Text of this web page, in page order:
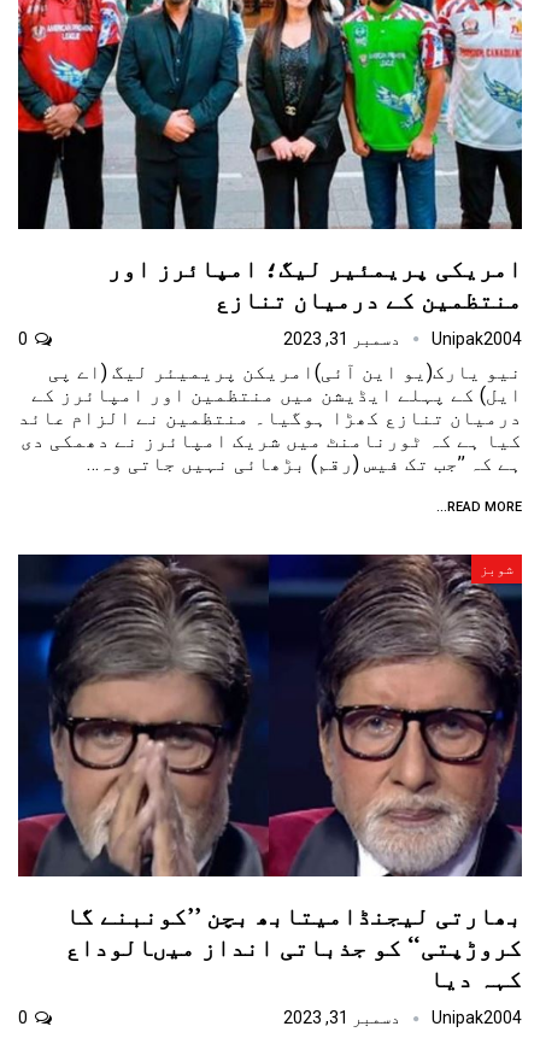
امریکی پریمئیر لیگ؛ امپائرز اور
منتظمین کے درمیان تنازع
Unipak2004 دسمبر 31, 2023
نیو یارک(یو این آئی)امریکن پریمیئر لیگ (اے پی
ایل) کے پہلے ایڈیشن میں منتظمین اور امپائرز کے
درمیان تنازع کھڑا ہوگیا۔ منتظمین نے الزام عائد
کیا ہے کہ ٹورنامنٹ میں شریک امپائرز نے دھمکی دی
ہے کہ ’’جب تک فیس (رقم) بڑھائی نہیں جاتی وہ…
READ MORE...
شوبز
بھارتی لیجنڈامیتابھ بچن ’’کونبنے گا
کروڑپتی‘‘ کو جذباتی انداز میںالوداع
کہہ دیا
Unipak2004 دسمبر 31, 2023